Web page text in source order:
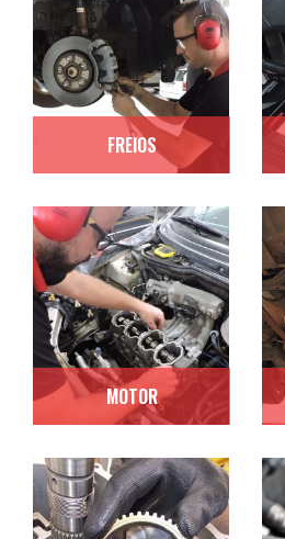
FREIOS
MOTOR